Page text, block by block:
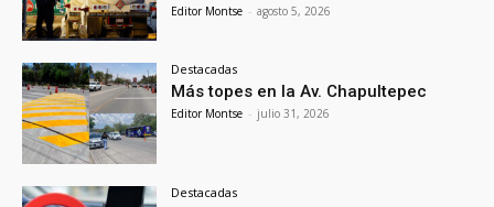
Editor Montse - agosto 5, 2026
Destacadas
Más topes en la Av. Chapultepec
Editor Montse - julio 31, 2026
Destacadas